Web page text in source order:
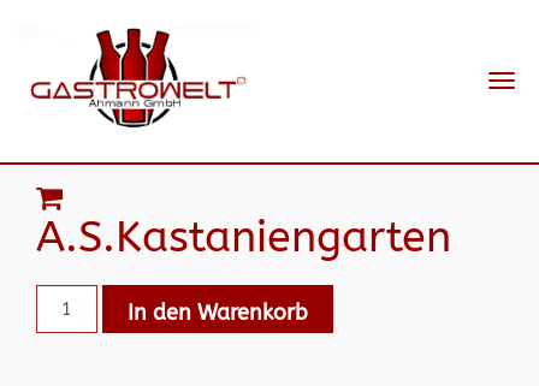
A.S.Kastaniengarten
In den Warenkorb